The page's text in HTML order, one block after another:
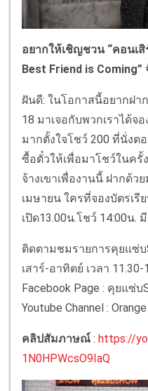
อยากให้เชิญชวน “คอนเ
Best Friend is
ฝันดี: ในโอกาสนี้อยากฝ
18 มาเจอกับพวกเราได้จ
มากตั้งใจโชว์ 200 ที่นั่งต
ซื้อตั๋วให้เพื่อมาโชว์ในครั้ง
จ้างเขาเพื่องานนี้ ฝากด้ว
เมษายน ใครที่จองบัตรเรี
เปิด13.00น.โชว์ 14:00น.
ติดตามชมรายการคุยแซ่
เสาร์-อาทิตย์ เวลา
Facebook Page : คุยแซ่
Youtube Channel :
คลิปสัมภาษณ์ : https://
1N0HPWcsO9IaQ